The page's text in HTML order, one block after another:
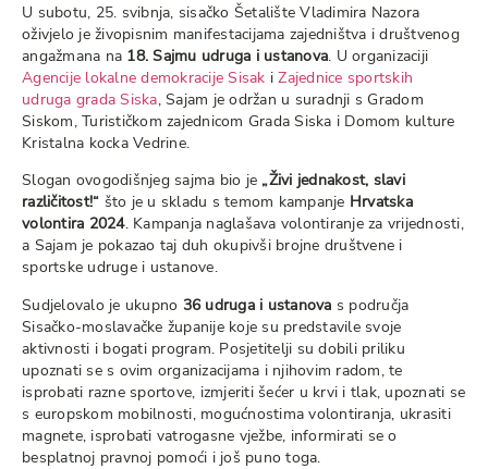
U subotu, 25. svibnja, sisačko Šetalište Vladimira Nazora
oživjelo je živopisnim manifestacijama zajedništva i društvenog
angažmana na 18. Sajmu udruga i ustanova. U organizaciji
Agencije lokalne demokracije Sisak iZajednice sportskih
udruga grada Siska, Sajam je održan u suradnji s Gradom
Siskom, Turističkom zajednicom Grada Siska i Domom kulture
Kristalna kocka Vedrine.
Slogan ovogodišnjeg sajma bio je„Živi jednakost, slavi
različitost!“ što je u skladu s temom kampanje Hrvatska
volontira 2024. Kampanja naglašava volontiranje za vrijednosti,
a Sajam je pokazao taj duh okupivši brojne društvene i
sportske udruge i ustanove.
Sudjelovalo je ukupno 36 udruga i ustanova s područja
Sisačko-moslavačke županije koje su predstavile svoje
aktivnosti i bogati program. Posjetitelji su dobili priliku
upoznati se s ovim organizacijama i njihovim radom, te
isprobati razne sportove, izmjeriti šećer u krvi i tlak, upoznati se
s europskom mobilnosti, mogućnostima volontiranja, ukrasiti
magnete, isprobati vatrogasne vježbe, informirati se o
besplatnoj pravnoj pomoći i još puno toga.